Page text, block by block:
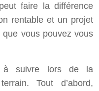
faire la différence
rentable et un projet
vous pouvez vous
à suivre lors de la
Tout d’abord,